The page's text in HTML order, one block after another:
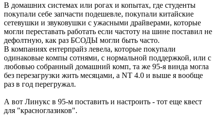
В домашних системах или рогах и копытах, где студенты
покупали себе запчасти подешевле, покупали китайские
сетевушки и звуковушки с ужасными драйверами, которые
могли переставать работать если частоту на шине поставил не
дефолтную, как раз БСОДЫ могли быть часто.
В компаниях ентерпрайз левела, которые покупали
одинаковые компы сотнями, с нормальной поддержкой, или с
любовью собранный домашний комп, та же 95-я винда могла
без перезагрузки жить месяцами, а NT 4.0 и выше я вообще
раз в год перегружал.
А вот Линукс в 95-м поставить и настроить - тот еще квест
для "красноглазиков".